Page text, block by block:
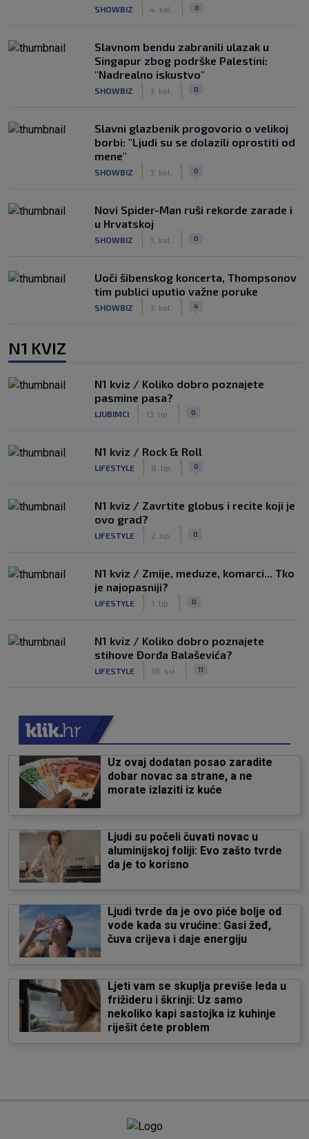
SHOWBIZ 4. kol. 0
Slavnom bendu zabranili ulazak u
Singapur zbog podrške Palestini:
"Nadrealno iskustvo"
SHOWBIZ 3. kol. 0
Slavni glazbenik progovorio o velikoj
borbi: "Ljudi su se dolazili oprostiti od
mene"
SHOWBIZ 3. kol. 0
Novi Spider-Man ruši rekorde zarade i
u Hrvatskoj
SHOWBIZ 3. kol. 0
Uoči šibenskog koncerta, Thompsonov
tim publici uputio važne poruke
SHOWBIZ 3. kol. 4
N1 KVIZ
N1 kviz / Koliko dobro poznajete
pasmine pasa?
LJUBIMCI 13. lip. 0
N1 kviz / Rock & Roll
LIFESTYLE 8. lip. 0
N1 kviz / Zavrtite globus i recite koji je
ovo grad?
LIFESTYLE 2. lip. 0
N1 kviz / Zmije, meduze, komarci... Tko
je najopasniji?
LIFESTYLE 1. lip. 0
N1 kviz / Koliko dobro poznajete
stihove Đorđa Balaševića?
LIFESTYLE 18. svi. 11
Uz ovaj dodatan posao zaradite
dobar novac sa strane, a ne
morate izlaziti iz kuće
Ljudi su počeli čuvati novac u
aluminijskoj foliji: Evo zašto tvrde
da je to korisno
Ljudi tvrde da je ovo piće bolje od
vode kada su vrućine: Gasi žeđ,
čuva crijeva i daje energiju
Ljeti vam se skuplja previše leda u
frižideru i škrinji: Uz samo
nekoliko kapi sastojka iz kuhinje
riješit ćete problem